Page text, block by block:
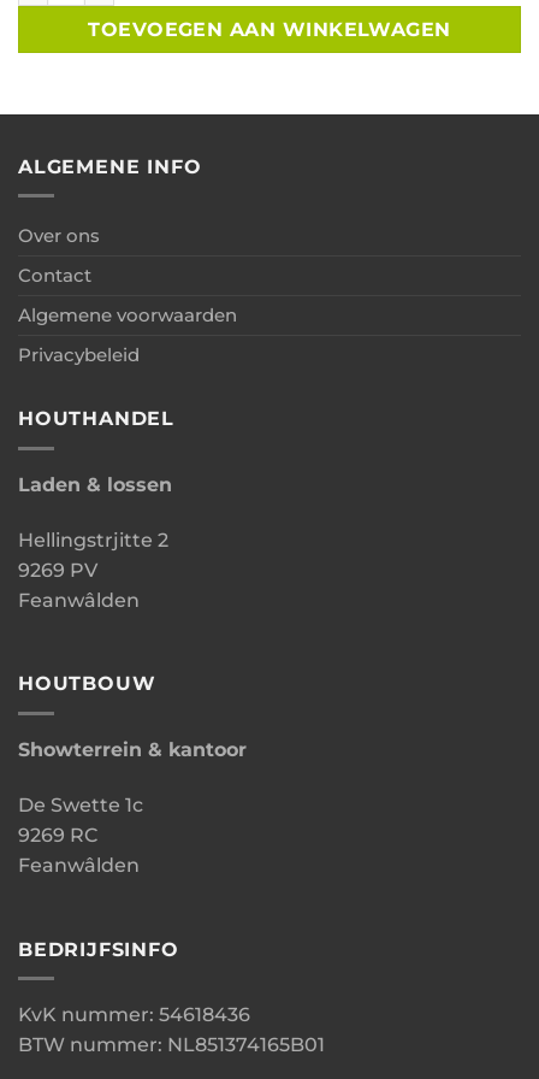
TOEVOEGEN AAN WINKELWAGEN
ALGEMENE INFO
Over ons
Contact
Algemene voorwaarden
Privacybeleid
HOUTHANDEL
Laden & lossen
Hellingstrjitte 2
9269 PV
Feanwâlden
HOUTBOUW
Showterrein & kantoor
De Swette 1c
9269 RC
Feanwâlden
BEDRIJFSINFO
KvK nummer: 54618436
BTW nummer: NL851374165B01